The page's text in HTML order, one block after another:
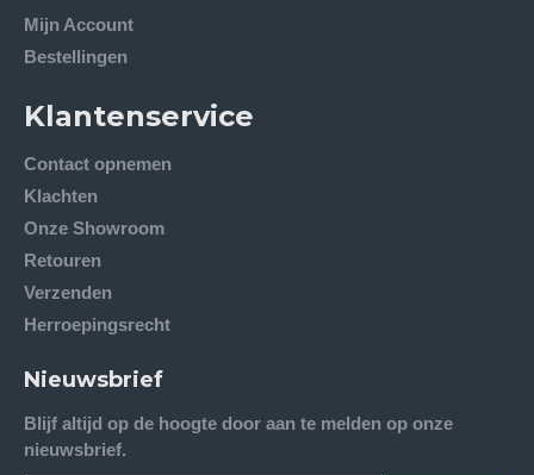
Mijn Account
Bestellingen
Klantenservice
Contact opnemen
Klachten
Onze Showroom
Retouren
Verzenden
Herroepingsrecht
Nieuwsbrief
Blijf altijd op de hoogte door aan te melden op onze
nieuwsbrief.